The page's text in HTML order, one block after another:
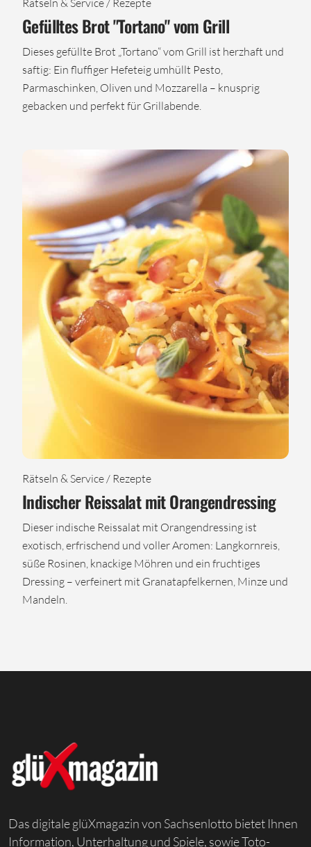
Gefülltes Brot "Tortano" vom Grill
Dieses gefüllte Brot „Tortano“ vom Grill ist herzhaft und
saftig: Ein fluffiger Hefeteig umhüllt Pesto,
Parmaschinken, Oliven und Mozzarella – knusprig
gebacken und perfekt für Grillabende.
Rätseln & Service / Rezepte
Indischer Reissalat mit Orangendressing
Dieser indische Reissalat mit Orangendressing ist
exotisch, erfrischend und voller Aromen: Langkornreis,
süße Rosinen, knackige Möhren und ein fruchtiges
Dressing – verfeinert mit Granatapfelkernen, Minze und
Mandeln.
Das digitale glüXmagazin von Sachsenlotto bietet Ihnen
Information, Unterhaltung und Spiele, sowie Toto-